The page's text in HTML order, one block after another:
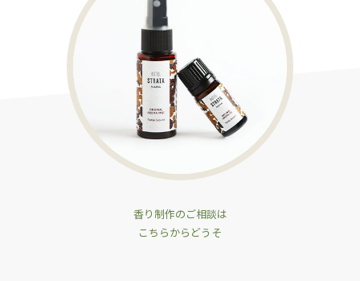
香り制作のご相談は
こちらからどうそ